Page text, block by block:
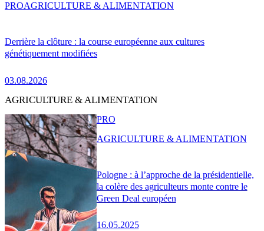
Derrière la clôture : la course européenne aux cultures
génétiquement modifiées
03.08.2026
PROAGRICULTURE & ALIMENTATION
AGRICULTURE & ALIMENTATION
Pologne : à l’approche de la présidentielle,
la colère des agriculteurs monte contre le
Green Deal européen
16.05.2025
PRO
AGRICULTURE & ALIMENTATION